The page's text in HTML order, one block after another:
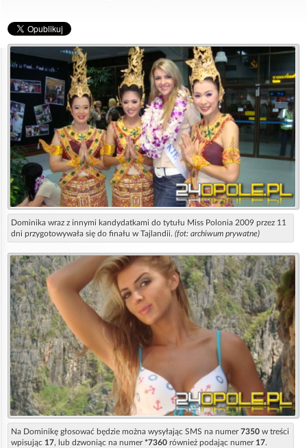
Dominika wraz z innymi kandydatkami do tytułu Miss Polonia 2009 przez 11
dni przygotowywała się do finału w Tajlandii. (fot: archiwum prywatne)
Na Dominikę głosować będzie można wysyłając SMS na numer7350 w treści
wpisując 17, lub dzwoniąc na numer*7360 również podając numer 17.